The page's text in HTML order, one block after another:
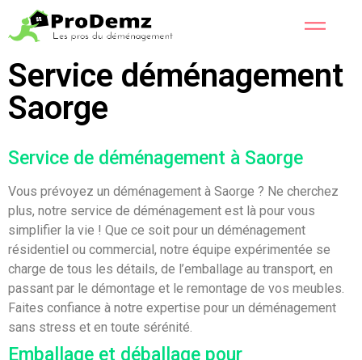
Service déménagement
Saorge
Service de déménagement à Saorge
Vous prévoyez un déménagement à Saorge ? Ne cherchez
plus, notre service de déménagement est là pour vous
simplifier la vie ! Que ce soit pour un déménagement
résidentiel ou commercial, notre équipe expérimentée se
charge de tous les détails, de l’emballage au transport, en
passant par le démontage et le remontage de vos meubles.
Faites confiance à notre expertise pour un déménagement
sans stress et en toute sérénité.
Emballage et déballage pour